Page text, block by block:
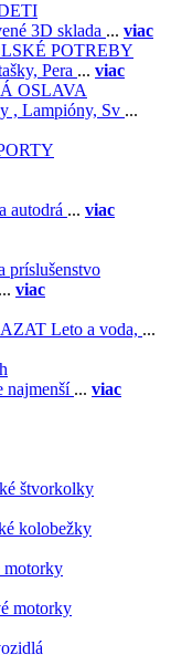
3D sklada ... viac
POTREBY
Pera ... viac
OSLAVA
, Lampióny, Sv ...
autodrá ... viac
príslušenstvo
... viac
Leto a voda, ...
najmenší ... viac
štvorkolky
kolobežky
motorky
motorky